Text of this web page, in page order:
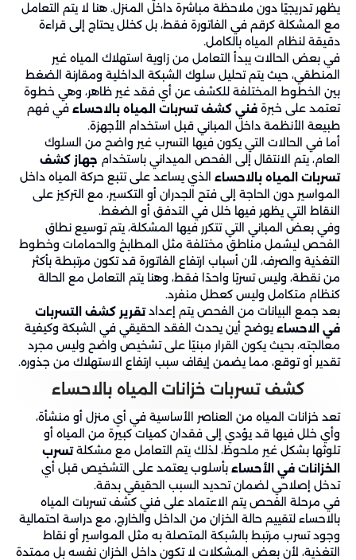
يظهر تدريجيًا دون ملاحظة مباشرة داخل المنزل. هنا لا يتم التعامل
مع المشكلة كرقم في الفاتورة فقط، بل كخلل يحتاج إلى قراءة
دقيقة لنظام المياه بالكامل.
في بعض الحالات يبدأ التعامل من زاوية استهلاك المياه غير
المنطقي، حيث يتم تحليل سلوك الشبكة الداخلية ومقارنة الضغط
بين الخطوط المختلفة للكشف عن أي فقد غير ظاهر، وهي خطوة
تعتمد على خبرة فني كشف تسربات المياه بالاحساء في فهم
طبيعة الأنظمة داخل المباني قبل استخدام الأجهزة.
أما في الحالات التي يكون فيها التسرب غير واضح من السلوك
العام، يتم الانتقال إلى الفحص الميداني باستخدام جهاز كشف
تسربات المياه بالاحساء الذي يساعد على تتبع حركة المياه داخل
المواسير دون الحاجة إلى فتح الجدران أو التكسير، مع التركيز على
النقاط التي يظهر فيها خلل في التدفق أو الضغط.
وفي بعض المباني التي تتكرر فيها المشكلة، يتم توسيع نطاق
الفحص ليشمل مناطق مختلفة مثل المطابخ والحمامات وخطوط
التغذية والصرف، لأن أسباب ارتفاع الفاتورة قد تكون مرتبطة بأكثر
من نقطة، وليس تسربًا واحدًا فقط، وهنا يتم التعامل مع الحالة
كنظام متكامل وليس كعطل منفرد.
بعد جمع البيانات من الفحص يتم إعدادتقرير كشف التسربات
في الاحساء يوضح أين يحدث الفقد الحقيقي في الشبكة وكيفية
معالجته، بحيث يكون القرار مبنيًا على تشخيص واضح وليس مجرد
تقدير أو توقع، مما يضمن إيقاف سبب ارتفاع الاستهلاك من جذوره.
كشف تسربات خزانات المياه بالاحساء
تعد خزانات المياه من العناصر الأساسية في أي منزل أو منشأة،
وأي خلل فيها قد يؤدي إلى فقدان كميات كبيرة من المياه أو
تلوثها بشكل غير ملحوظ، لذلك يتم التعامل مع مشكلةتسرب
الخزانات في الأحساء بأسلوب يعتمد على التشخيص قبل أي
تدخل إصلاحي لضمان تحديد السبب الحقيقي بدقة.
في مرحلة الفحص يتم الاعتماد على فني كشف تسربات المياه
بالاحساء لتقييم حالة الخزان من الداخل والخارج، مع دراسة احتمالية
وجود تسرب مرتبط بالشبكة المتصلة به مثل المواسير أو نقاط
التغذية، لأن بعض المشكلات لا تكون داخل الخزان نفسه بل ممتدة